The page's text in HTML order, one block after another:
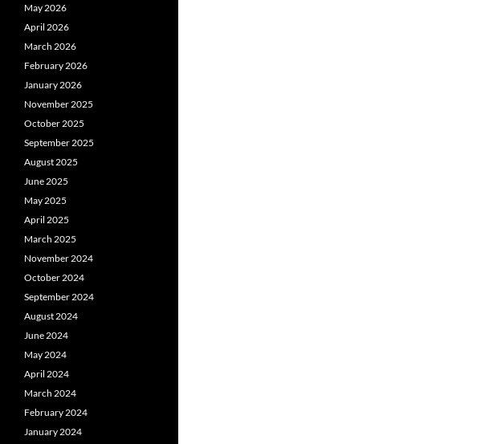
May 2026
April 2026
March 2026
February 2026
January 2026
November 2025
October 2025
September 2025
August 2025
June 2025
May 2025
April 2025
March 2025
November 2024
October 2024
September 2024
August 2024
June 2024
May 2024
April 2024
March 2024
February 2024
January 2024